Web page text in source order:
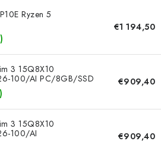
Ryzen 5
144Hz/300nitů/RTX3050
OS/šedá
)
€1 194,50
3 15Q8X10
100/AI PC/8GB/SSD
IPS/300nitů/bezADPT/WIN11
)
€909,40
3 15Q8X10
100/AI
€909,40